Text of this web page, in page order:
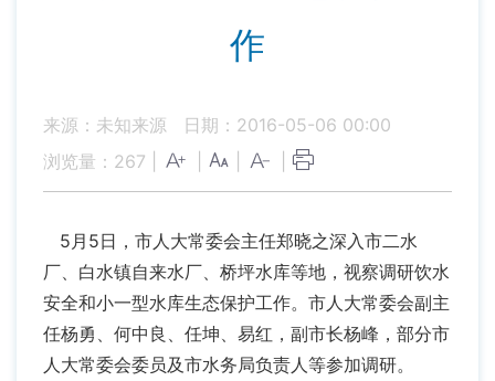
作
来源：未知来源
日期：2016-05-06 00:00
浏览量： 267
5月5日，市人大常委会主任郑晓之深入市二水
厂、白水镇自来水厂、桥坪水库等地，视察调研饮水
安全和小一型水库生态保护工作。市人大常委会副主
任杨勇、何中良、任坤、易红，副市长杨峰，部分市
人大常委会委员及市水务局负责人等参加调研。